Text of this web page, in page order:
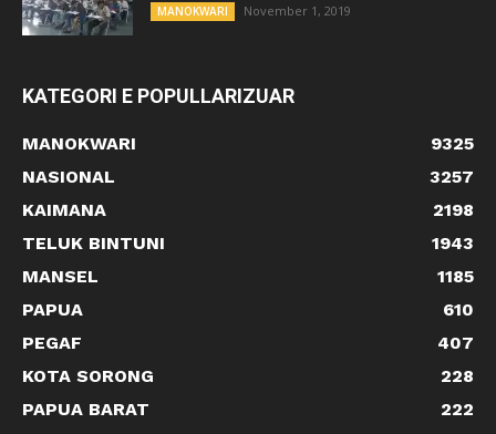
MANOKWARI November 1, 2019
KATEGORI E POPULLARIZUAR
MANOKWARI
9325
NASIONAL
3257
KAIMANA
2198
TELUK BINTUNI
1943
MANSEL
1185
PAPUA
610
PEGAF
407
KOTA SORONG
228
PAPUA BARAT
222